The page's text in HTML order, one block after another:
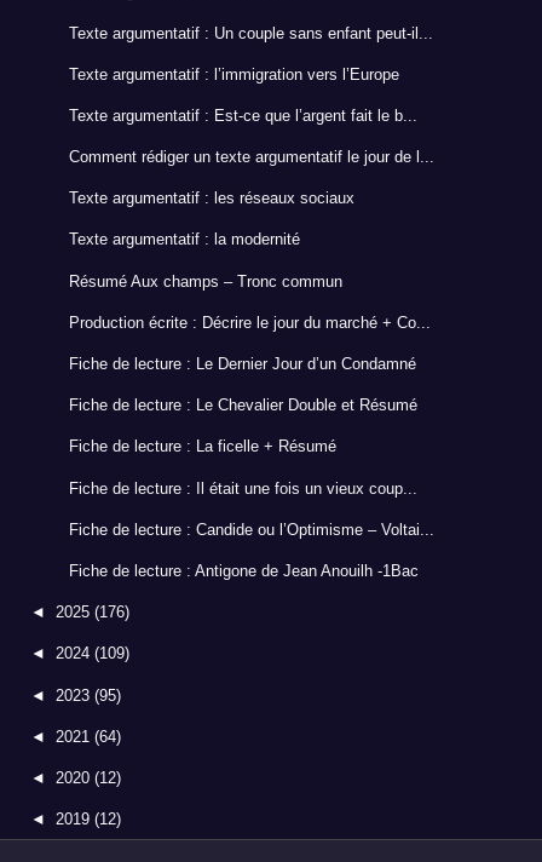
Texte argumentatif : Un couple sans enfant peut-il...
Texte argumentatif : l’immigration vers l’Europe
Texte argumentatif : Est-ce que l’argent fait le b...
Comment rédiger un texte argumentatif le jour de l...
Texte argumentatif : les réseaux sociaux
Texte argumentatif : la modernité
Résumé Aux champs – Tronc commun
Production écrite : Décrire le jour du marché + Co...
Fiche de lecture : Le Dernier Jour d’un Condamné
Fiche de lecture : Le Chevalier Double et Résumé
Fiche de lecture : La ficelle + Résumé
Fiche de lecture : Il était une fois un vieux coup...
Fiche de lecture : Candide ou l’Optimisme – Voltai...
Fiche de lecture : Antigone de Jean Anouilh -1Bac
◄ 2025 (176)
◄ 2024 (109)
◄ 2023 (95)
◄ 2021 (64)
◄ 2020 (12)
◄ 2019 (12)